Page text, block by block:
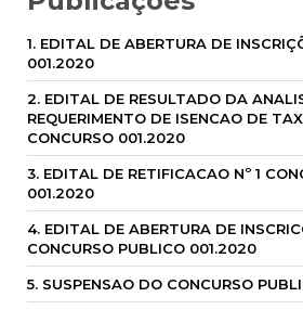
1. EDITAL DE ABERTURA DE
001.2020
2. EDITAL DE RESULTADO DA
REQUERIMENTO DE ISENCAO DE
CONCURSO 001.2020
3. EDITAL DE RETIFICACAO Nº 1
001.2020
4. EDITAL DE ABERTURA DE
CONCURSO PUBLICO 001.2020
5. SUSPENSAO DO CONCURSO